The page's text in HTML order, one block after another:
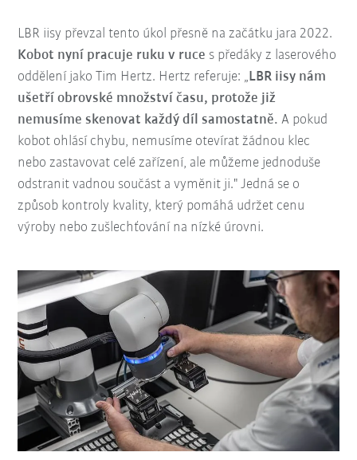
LBR iisy převzal tento úkol přesně na začátku jara 2022.
Kobot nyní pracuje ruku v ruce s předáky z laserového
oddělení jako Tim Hertz. Hertz referuje: „ LBR iisy nám
ušetří obrovské množství času, protože již
nemusíme skenovat každý díl samostatně. A pokud
kobot ohlásí chybu, nemusíme otevírat žádnou klec
nebo zastavovat celé zařízení, ale můžeme jednoduše
odstranit vadnou součást a vyměnit ji." Jedná se o
způsob kontroly kvality, který pomáhá udržet cenu
výroby nebo zušlechťování na nízké úrovni.